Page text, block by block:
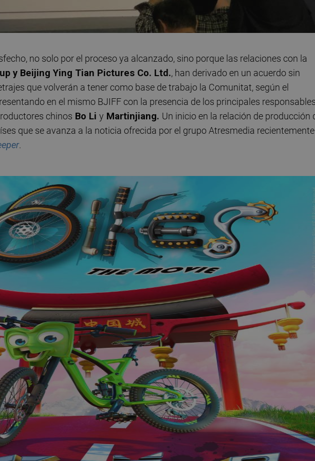
no solo por el proceso ya alcanzado, sino porque las relaciones con la
y Beijing Ying Tian Pictures Co. Ltd., han derivado en un acuerdo sin
que volverán a tener como base de trabajo la Comunitat, según el
en el mismo BJIFF con la presencia de los principales
chinos Bo Li y Martinjiang. Un inicio en la relación de producción
que se avanza a la noticia ofrecida por el grupo Atresmedia recientemente
.